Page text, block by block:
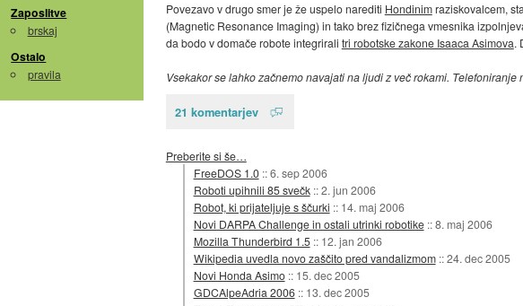
Zaposlitve
brskaj
Ostalo
pravila
Povezavo v drugo smer je že uspelo narediti Hondinimraziskovalcem,
(Magnetic Resonance Imaging) in tako brez fizičnega vmesnika
da bodo v domače robote integrirali tri robotske zakone Isaaca Asimova.
Vsekakor se lahko začnemo navajati na ljudi z več rokami.
21 komentarjev
Preberite si še…
FreeDOS 1.0 ::6. sep 2006
Roboti upihnili 85 svečk ::2. jun 2006
Robot, ki prijateljuje s ščurki :: 14. maj 2006
Novi DARPA Challenge in ostali utrinki robotike ::8. maj 2006
Mozilla Thunderbird 1.5 :: 12. jan 2006
Wikipedia uvedla novo zaščito pred vandalizmom ::24. dec 2005
Novi Honda Asimo :: 15. dec 2005
GDCAlpeAdria 2006 :: 13. dec 2005